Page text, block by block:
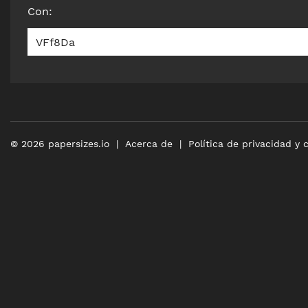
Con:
VFf8Da
© 2026 papersizes.io Acerca de Política de privacidad y